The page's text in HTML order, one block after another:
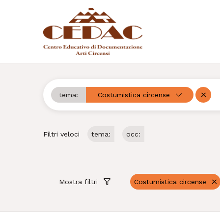
tema: Costumistica circense
Cerca
Filtri veloci tema: occ:
Mostra filtri Costumistica circense